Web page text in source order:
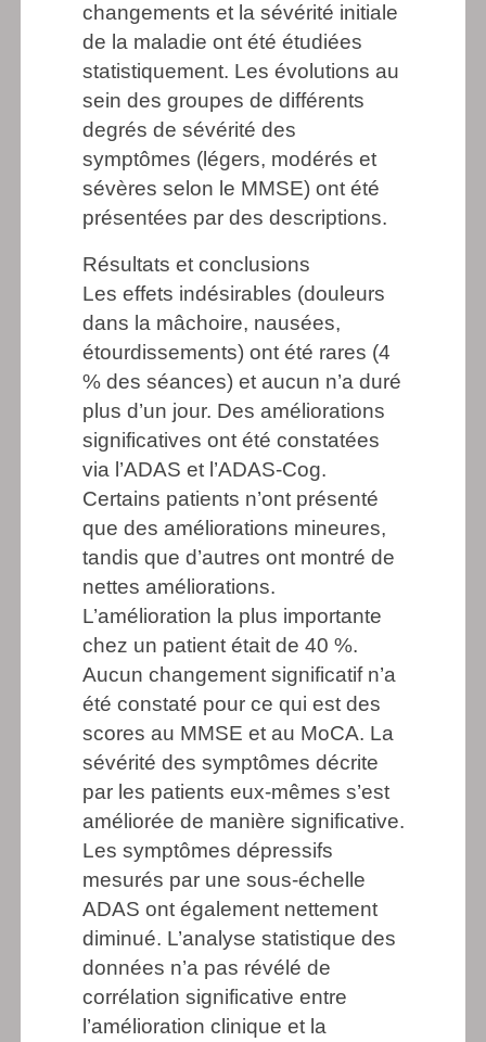
changements et la sévérité initiale
de la maladie ont été étudiées
statistiquement. Les évolutions au
sein des groupes de différents
degrés de sévérité des
symptômes (légers, modérés et
sévères selon le MMSE) ont été
présentées par des descriptions.
Résultats et conclusions
Les effets indésirables (douleurs
dans la mâchoire, nausées,
étourdissements) ont été rares (4
% des séances) et aucun n’a duré
plus d’un jour. Des améliorations
significatives ont été constatées
via l’ADAS et l’ADAS-Cog.
Certains patients n’ont présenté
que des améliorations mineures,
tandis que d’autres ont montré de
nettes améliorations.
L’amélioration la plus importante
chez un patient était de 40 %.
Aucun changement significatif n’a
été constaté pour ce qui est des
scores au MMSE et au MoCA. La
sévérité des symptômes décrite
par les patients eux-mêmes s’est
améliorée de manière significative.
Les symptômes dépressifs
mesurés par une sous-échelle
ADAS ont également nettement
diminué. L’analyse statistique des
données n’a pas révélé de
corrélation significative entre
l’amélioration clinique et la